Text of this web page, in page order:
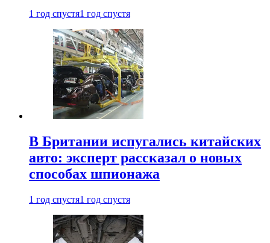
1 год спустя1 год спустя
В Британии испугались китайских
авто: эксперт рассказал о новых
способах шпионажа
1 год спустя1 год спустя